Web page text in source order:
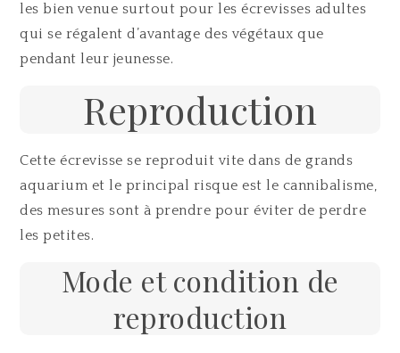
les bien venue surtout pour les écrevisses adultes
qui se régalent d’avantage des végétaux que
pendant leur jeunesse.
Reproduction
Cette écrevisse se reproduit vite dans de grands
aquarium et le principal risque est le cannibalisme,
des mesures sont à prendre pour éviter de perdre
les petites.
Mode et condition de
reproduction